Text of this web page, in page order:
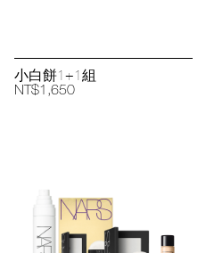
小白餅1+1組
NT$1,650